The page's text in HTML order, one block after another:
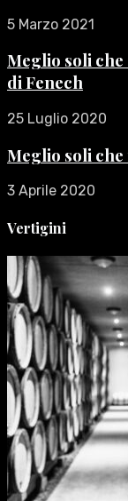
5 Marzo 2021
Meglio soli
di Fenech
25 Luglio 2020
Meglio soli che
3 Aprile 2020
Vertigini